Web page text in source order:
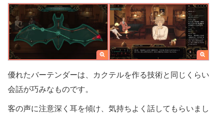
優れたバーテンダーは、カクテルを作る技術と同じくらい
会話が巧みなものです。
客の声に注意深く耳を傾け、気持ちよく話してもらいまし